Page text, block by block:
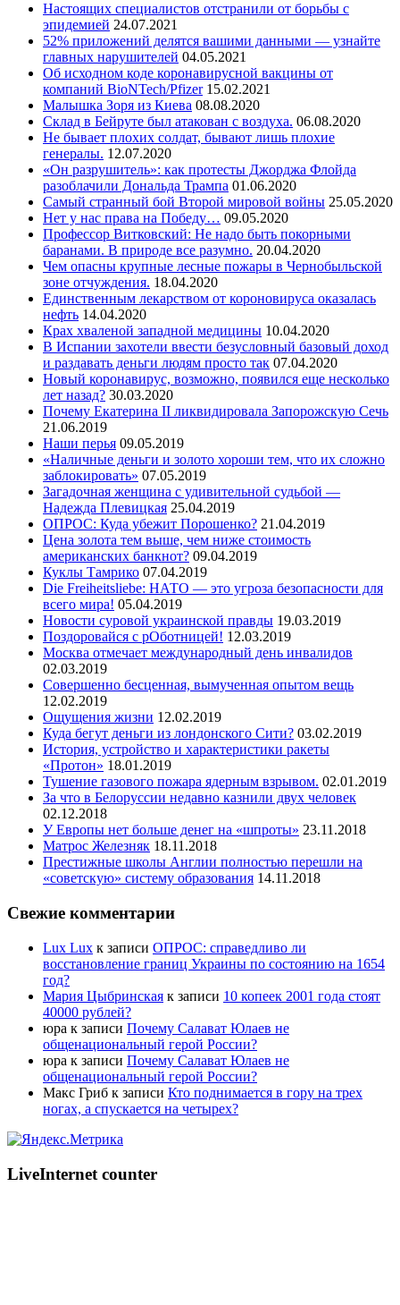
Настоящих специалистов отстранили от борьбы с
эпидемией 24.07.2021
52% приложений делятся вашими данными — узнайте
главных нарушителей 04.05.2021
Об исходном коде коронавирусной вакцины от
компаний BioNTech/Pfizer 15.02.2021
Малышка Зоря из Киева 08.08.2020
Склад в Бейруте был атакован с воздуха. 06.08.2020
Не бывает плохих солдат, бывают лишь плохие
генералы. 12.07.2020
«Он разрушитель»: как протесты Джорджа Флойда
разоблачили Дональда Трампа 01.06.2020
Самый странный бой Второй мировой войны 25.05.2020
Нет у нас права на Победу… 09.05.2020
Профессор Витковский: Не надо быть покорными
баранами. В природе все разумно. 20.04.2020
Чем опасны крупные лесные пожары в Чернобыльской
зоне отчуждения. 18.04.2020
Единственным лекарством от короновируса оказалась
нефть 14.04.2020
Крах хваленой западной медицины 10.04.2020
В Испании захотели ввести безусловный базовый доход
и раздавать деньги людям просто так 07.04.2020
Новый коронавирус, возможно, появился еще несколько
лет назад? 30.03.2020
Почему Екатерина II ликвидировала Запорожскую Сечь
21.06.2019
Наши перья 09.05.2019
«Наличные деньги и золото хороши тем, что их сложно
заблокировать» 07.05.2019
Загадочная женщина с удивительной судьбой —
Надежда Плевицкая 25.04.2019
ОПРОС: Куда убежит Порошенко? 21.04.2019
Цена золота тем выше, чем ниже стоимость
американских банкнот? 09.04.2019
Куклы Тамрико 07.04.2019
Die Freiheitsliebe: НАТО — это угроза безопасности для
всего мира! 05.04.2019
Новости суровой украинской правды 19.03.2019
Поздоровайся с рОботницей! 12.03.2019
Москва отмечает международный день инвалидов
02.03.2019
Совершенно бесценная, вымученная опытом вещь
12.02.2019
Ощущения жизни 12.02.2019
Куда бегут деньги из лондонского Сити? 03.02.2019
История, устройство и характеристики ракеты
«Протон» 18.01.2019
Тушение газового пожара ядерным взрывом. 02.01.2019
За что в Белоруссии недавно казнили двух человек
02.12.2018
У Европы нет больше денег на «шпроты» 23.11.2018
Матрос Железняк 18.11.2018
Престижные школы Англии полностью перешли на
«советскую» систему образования 14.11.2018
Свежие комментарии
Lux Lux к записи ОПРОС: справедливо ли
восстановление границ Украины по состоянию на 1654
год?
Мария Цыбринская к записи 10 копеек 2001 года стоят
40000 рублей?
юра к записи Почему Салават Юлаев не
общенациональный герой России?
юра к записи Почему Салават Юлаев не
общенациональный герой России?
Макс Гриб к записи Кто поднимается в гору на трех
ногах, а спускается на четырех?
LiveInternet counter